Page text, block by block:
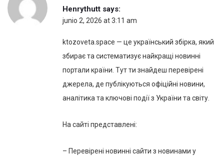
Henrythutt says:
junio 2, 2026 at 3:11 am
ktozoveta.space — це український збірка, який
збирає та систематизує найкращі новинні
портали країни. Тут ти знайдеш перевірені
джерела, де публікуються офіційні новини,
аналітика та ключові події з України та світу.
На сайті представлені:
– Перевірені новинні сайти з новинами у